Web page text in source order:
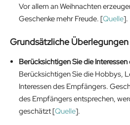
Vor allem an Weihnachten
Geschenke mehr Freude. [Quelle].
Grundsätzliche
Berücksichtigen Sie die
Berücksichtigen Sie die Hobbys,
Interessen des Empfängers.
des Empfängers entsprechen,
geschätzt [Quelle].